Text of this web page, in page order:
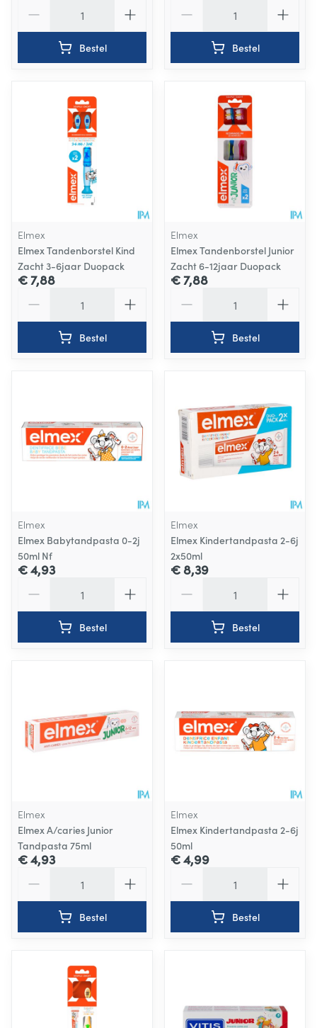
Bestel Bestel
Elmex
Elmex Tandenborstel Kind
Zacht 3-6jaar Duopack
€ 7,88
Bestel
Elmex
Elmex Tandenborstel Junior
Zacht 6-12jaar Duopack
€ 7,88
Bestel
Elmex
Elmex Babytandpasta 0-2j
50ml Nf
€ 4,93
Bestel
Elmex
Elmex Kindertandpasta 2-6j
2x50ml
€ 8,39
Bestel
Elmex
Elmex A/caries Junior
Tandpasta 75ml
€ 4,93
Bestel
Elmex
Elmex Kindertandpasta 2-6j
50ml
€ 4,99
Bestel